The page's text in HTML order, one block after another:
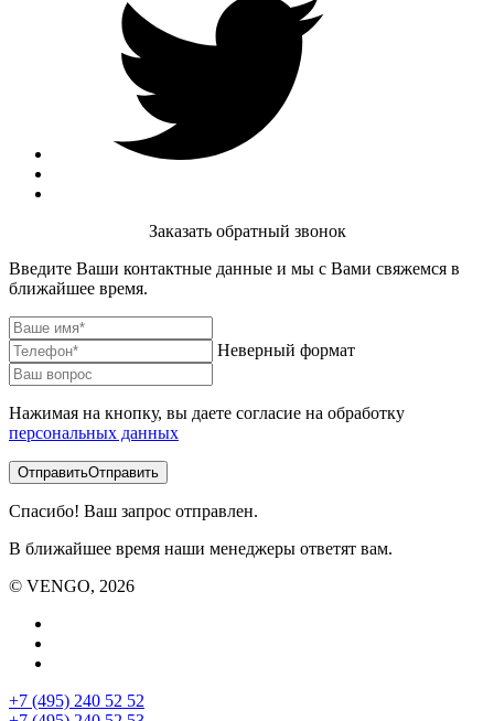
Заказать обратный звонок
Введите Ваши контактные данные и мы с Вами свяжемся в
ближайшее время.
Неверный формат
Нажимая на кнопку, вы даете согласие на обработку
персональных данных
ОтправитьОтправить
Спасибо! Ваш запрос отправлен.
В ближайшее время наши менеджеры ответят вам.
© VENGO, 2026
+7 (495) 240 52 52